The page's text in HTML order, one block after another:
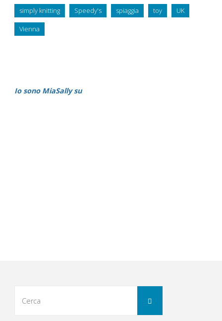
simply knitting Speedy's spiaggia toy UK
Vienna
Io sono MiaSally su
Cerca